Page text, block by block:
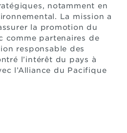
notamment en
La mission a
la promotion du
comme partenaires de
responsable des
l’intérêt du pays à
l’Alliance du Pacifique